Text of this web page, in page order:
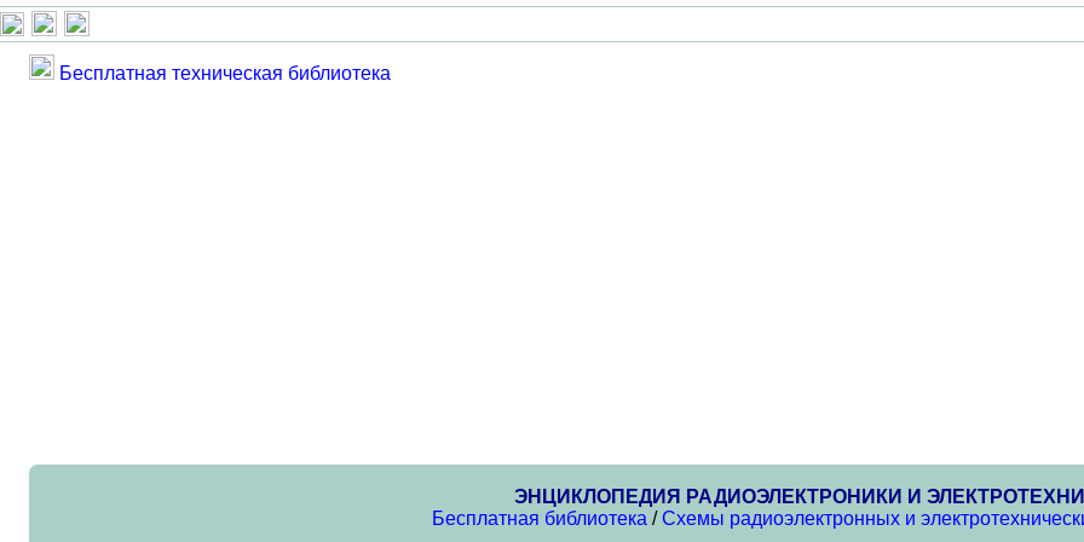
Бесплатная техническая библиотека
ЭНЦИКЛОПЕДИЯ РАДИОЭЛЕКТРОНИКИ И
Бесплатная библиотека /Схемы радиоэлектронных и